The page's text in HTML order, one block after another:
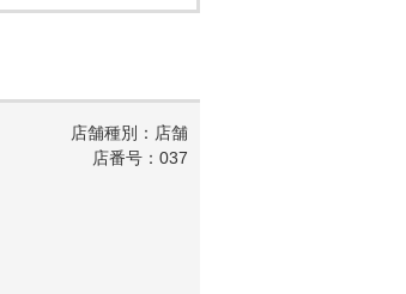
店舗種別：店舗
店番号：037